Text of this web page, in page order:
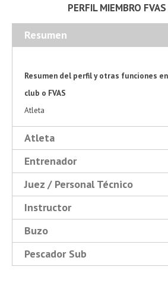
PERFIL MIEMBRO
Resumen
Resumen del perfil y otras funciones
club o FVAS
Atleta
Atleta
Entrenador
Juez / Personal Técnico
Instructor
Buzo
Pescador Sub